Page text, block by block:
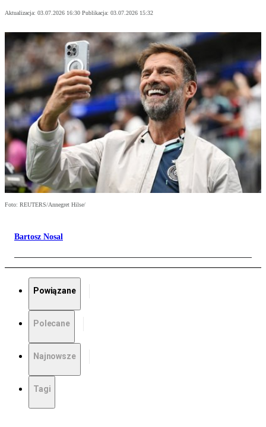
Aktualizacja: 03.07.2026 16:30 Publikacja: 03.07.2026 15:32
Foto: REUTERS/Annegret Hilse/
Bartosz Nosal
Powiązane
Polecane
Najnowsze
Tagi